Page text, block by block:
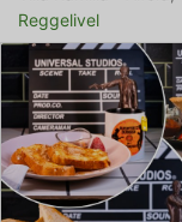
Reggelivel